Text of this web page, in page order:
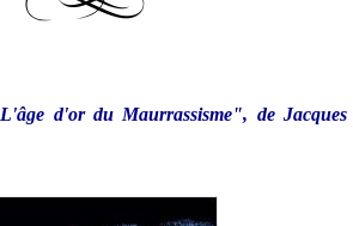
d'or du Maurrassisme", de Jacques